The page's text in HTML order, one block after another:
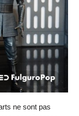
ne sont pas